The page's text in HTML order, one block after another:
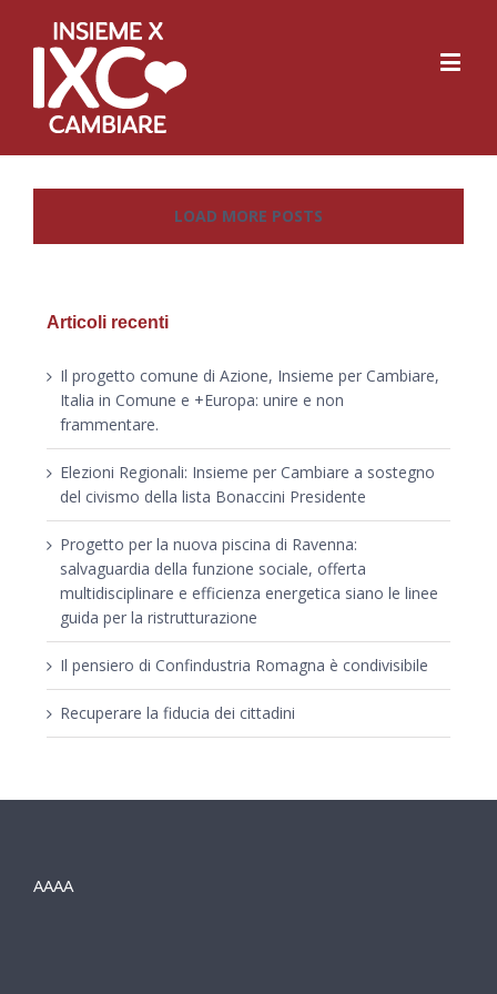
LOAD MORE POSTS
Articoli recenti
Il progetto comune di Azione, Insieme per Cambiare,
Italia in Comune e +Europa: unire e non
frammentare.
Elezioni Regionali: Insieme per Cambiare a sostegno
del civismo della lista Bonaccini Presidente
Progetto per la nuova piscina di Ravenna:
salvaguardia della funzione sociale, offerta
multidisciplinare e efficienza energetica siano le linee
guida per la ristrutturazione
Il pensiero di Confindustria Romagna è condivisibile
Recuperare la fiducia dei cittadini
AAAA